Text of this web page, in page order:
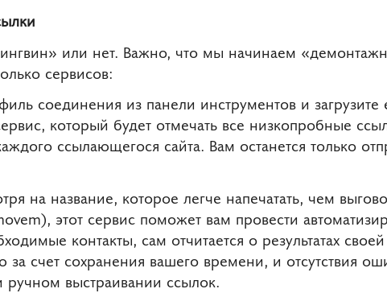
или нет. Важно, что мы начинаем
сервисов:
соединения из панели инструментов и загрузите
который будет отмечать все низкопробные
ссылающегося сайта. Вам останется только
на название, которое легче напечатать, чем
этот сервис поможет вам провести
контакты, сам отчитается о результатах
за счет сохранения вашего времени, и отсутствия
ручном выстраивании ссылок.